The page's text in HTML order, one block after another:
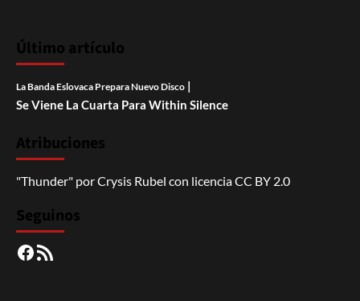
Último artículo
La Banda Eslovaca Prepara Nuevo Disco |
Se Viene La Cuarta Para Within Silence
Atribuciones
"Thunder" porCrysis Rubel con licenciaCC BY 2.0
Seguinos
Facebook
RSS